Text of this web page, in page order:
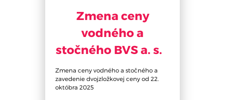
Zmena ceny
vodného a
stočného BVS a. s.
Zmena ceny vodného a stočného a
zavedenie dvojzložkovej ceny od 22.
októbra 2025